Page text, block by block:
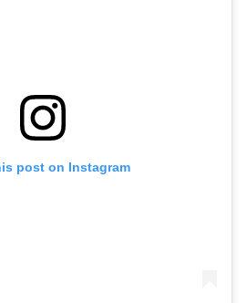
post on Instagram